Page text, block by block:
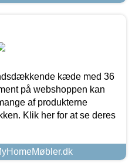
kæde med 36
på webshoppen kan
af produkterne
Klik her for at se deres